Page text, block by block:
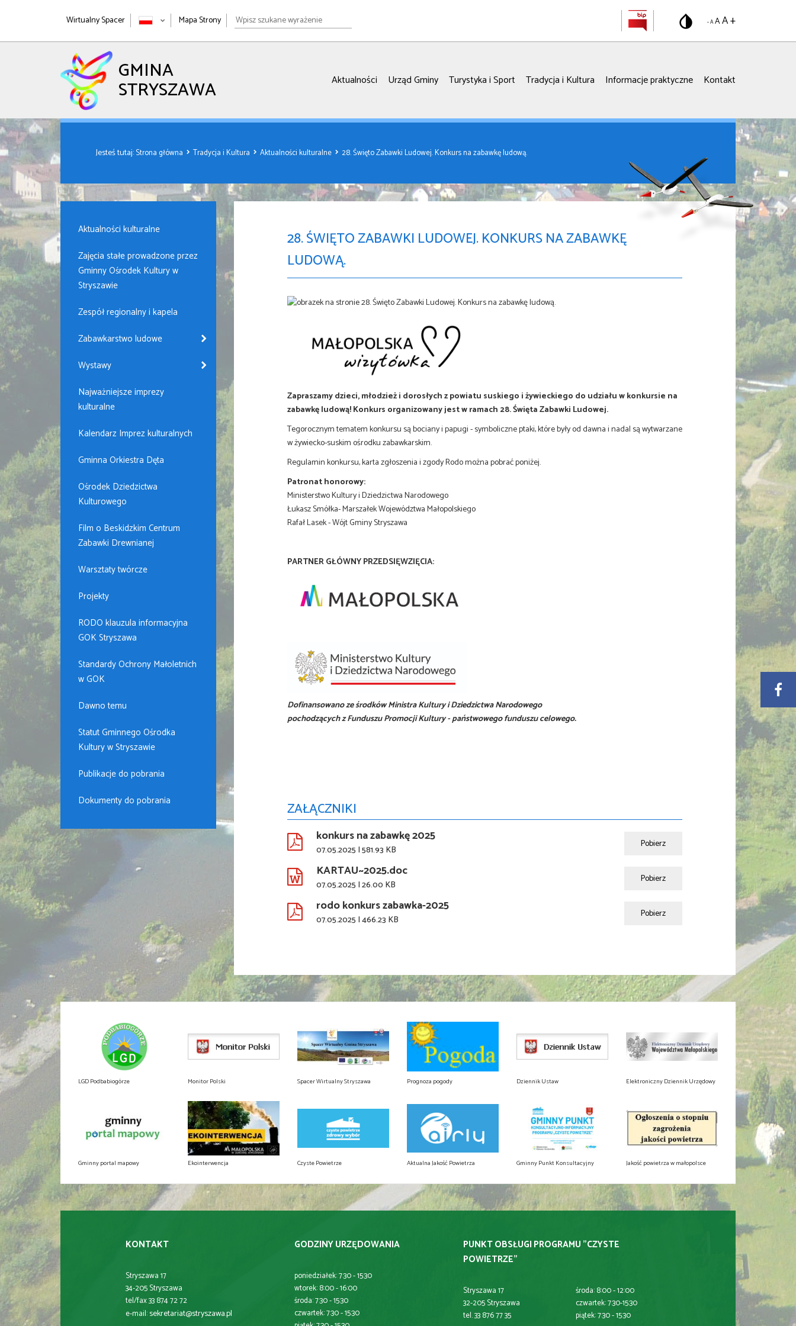
Wirtualny Spacer Mapa Strony
Wpisz
szukane
wyrażenie
- A AA +
GMINA
STRYSZAWA Aktualności Urząd Gminy Turystyka i Sport Tradycja i Kultura Informacje praktyczne Kontakt
Jesteś tutaj:Strona główna Tradycja i Kultura Aktualności kulturalne 28. Święto Zabawki Ludowej. Konkurs na zabawkę ludową.
Aktualności kulturalne
Zajęcia stałe prowadzone przez
Gminny Ośrodek Kultury w
Stryszawie
Zespół regionalny i kapela
Zabawkarstwo ludowe
Wystawy
Najważniejsze imprezy
kulturalne
Kalendarz Imprez kulturalnych
Gminna Orkiestra Dęta
Ośrodek Dziedzictwa
Kulturowego
Film o Beskidzkim Centrum
Zabawki Drewnianej
Warsztaty twórcze
Projekty
RODO klauzula informacyjna
GOK Stryszawa
Standardy Ochrony Małoletnich
w GOK
Dawno temu
Statut Gminnego Ośrodka
Kultury w Stryszawie
Publikacje do pobrania
Dokumenty do pobrania
28. ŚWIĘTO ZABAWKI LUDOWEJ. KONKURS NA ZABAWKĘ
LUDOWĄ.
Zapraszamy dzieci, młodzież i dorosłych z powiatu suskiego i żywieckiego do udziału w konkursie na
zabawkę ludową! Konkurs organizowany jest w ramach 28. Święta Zabawki Ludowej.
Tegorocznym tematem konkursu są bociany i papugi - symboliczne ptaki, które były od dawna i nadal są wytwarzane
w żywiecko-suskim ośrodku zabawkarskim.
Regulamin konkursu, karta zgłoszenia i zgody Rodo można pobrać poniżej.
Patronat honorowy:
Ministerstwo Kultury i Dziedzictwa Narodowego
Łukasz Smółka- Marszałek Województwa Małopolskiego
Rafał Lasek - Wójt Gminy Stryszawa
PARTNER GŁÓWNY PRZEDSIĘWZIĘCIA:
Dofinansowano ze środków Ministra Kultury i Dziedzictwa Narodowego
pochodzących z Funduszu Promocji Kultury - państwowego funduszu celowego.
ZAŁĄCZNIKI
konkurs na zabawkę 2025
07.05.2025 | 581.93 KB Pobierz
KARTAU~2025.doc
07.05.2025 | 26.00 KB Pobierz
rodo konkurs zabawka-2025
07.05.2025 | 466.23 KB Pobierz
LGD Podbabiogórze Monitor Polski Spacer Wirtualny Stryszawa Prognoza pogody Dziennik Ustaw Elektroniczny Dziennik Urzędowy
Gminny portal mapowy Ekointerwencja Czyste Powietrze Aktualna Jakość Powietrza Gminny Punkt Konsultacyjny Jakość powietrza w małopolsce
KONTAKT
Stryszawa 17
34-205 Stryszawa
tel/fax 33 874 72 72
e-mail:sekretariat@stryszawa.pl
GODZINY URZĘDOWANIA
poniedziałek: 7:30 - 15:30
wtorek: 8:00 - 16:00
środa: 7:30 - 15:30
czwartek: 7:30 - 15:30
PUNKT OBSŁUGI PROGRAMU "CZYSTE
POWIETRZE"
Stryszawa 17
32-205 Stryszawa
tel. 33 876 77 35
środa: 8:00 - 12:00
czwartek: 7:30-15:30
piątek: 7:30 - 15:30